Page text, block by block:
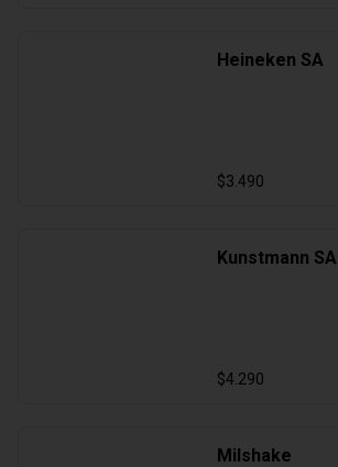
Heineken SA
$3.490
Kunstmann SA
$4.290
Milshake